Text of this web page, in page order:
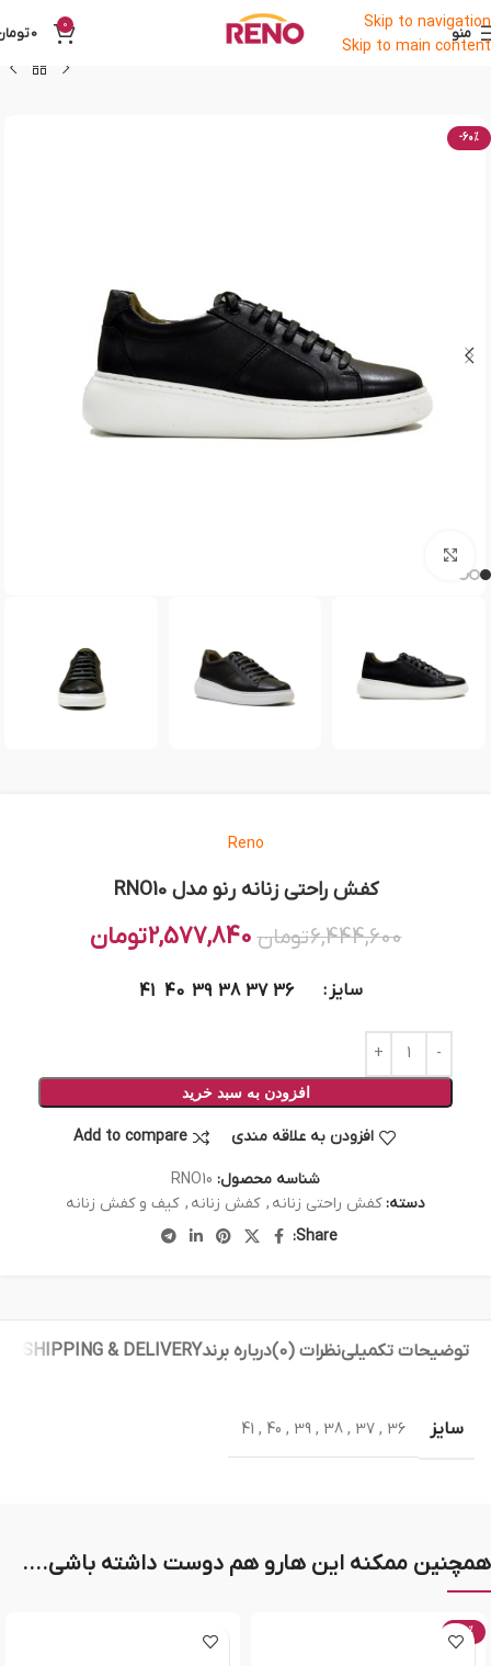
Skip to navigation
Skip to main content
منو 0
0
-60%
Reno
کفش راحتی زنانه رنو مدل RNO10
6,444,600تومان 2,577,840تومان
سایز 36
37
38
39
40
41
افزودن به سبد خرید
افزودن به علاقه مندی Add to compare
شناسه محصول: RNO10
دسته: کفش راحتی زنانه , کفش زنانه , کیف و کفش زنانه
Share:
توضیحات تکمیلینظرات (0) درباره برندSHIPPING & DELIVERY
سایز 36
,
37
,
38
,
39
,
40
,
41
همچنین ممکنه این هارو هم دوست داشته باشی....
-20%